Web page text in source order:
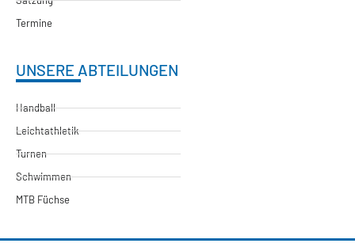
Termine
UNSERE ABTEILUNGEN
Handball
Leichtathletik
Turnen
Schwimmen
MTB Füchse